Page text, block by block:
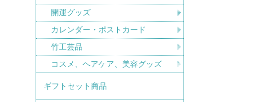
開運グッズ
カレンダー・ポストカード
竹工芸品
コスメ、ヘアケア、美容グッズ
ギフトセット商品